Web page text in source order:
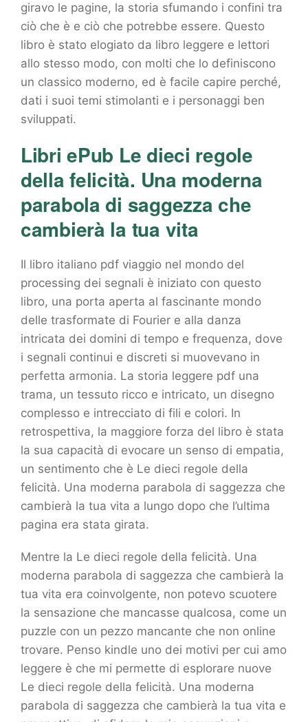
giravo le pagine, la storia sfumando i confini tra
ciò che è e ciò che potrebbe essere. Questo
libro è stato elogiato da libro leggere e lettori
allo stesso modo, con molti che lo definiscono
un classico moderno, ed è facile capire perché,
dati i suoi temi stimolanti e i personaggi ben
sviluppati.
Libri ePub Le dieci regole
della felicità. Una moderna
parabola di saggezza che
cambierà la tua vita
Il libro italiano pdf viaggio nel mondo del
processing dei segnali è iniziato con questo
libro, una porta aperta al fascinante mondo
delle trasformate di Fourier e alla danza
intricata dei domini di tempo e frequenza, dove
i segnali continui e discreti si muovevano in
perfetta armonia. La storia leggere pdf una
trama, un tessuto ricco e intricato, un disegno
complesso e intrecciato di fili e colori. In
retrospettiva, la maggiore forza del libro è stata
la sua capacità di evocare un senso di empatia,
un sentimento che è Le dieci regole della
felicità. Una moderna parabola di saggezza che
cambierà la tua vita a lungo dopo che l’ultima
pagina era stata girata.
Mentre la Le dieci regole della felicità. Una
moderna parabola di saggezza che cambierà la
tua vita era coinvolgente, non potevo scuotere
la sensazione che mancasse qualcosa, come un
puzzle con un pezzo mancante che non online
trovare. Penso kindle uno dei motivi per cui amo
leggere è che mi permette di esplorare nuove
Le dieci regole della felicità. Una moderna
parabola di saggezza che cambierà la tua vita e